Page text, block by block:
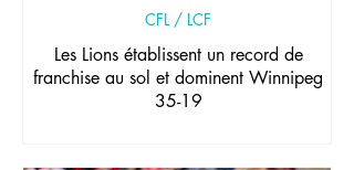
Les Lions établissent un record de
franchise au sol et dominent Winnipeg
35-19
CFL / LCF